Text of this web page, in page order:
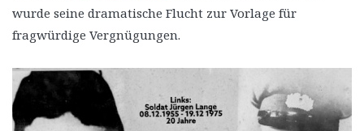
wurde seine dramatische Flucht zur Vorlage für
fragwürdige Vergnügungen.